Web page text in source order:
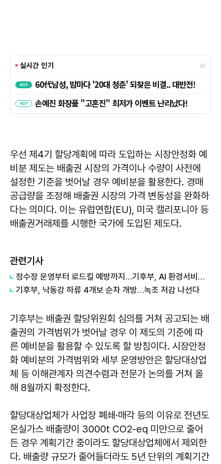
우선 제4기 할당계획에 따라 도입하는 시장안정화 예
비분 제도는 배출권 시장의 가격이나 수량이 사전에
설정한 기준을 벗어날 경우 예비분을 활용한다. 경매
공급량을 조정해 배출권 시장의 가격 변동성을 완화하
다는 의미다. 이는 유럽연합(EU), 미국 캘리포니아 등
배출권거래제를 시행한 국가에 도입된 제도다.
관련기사
정수장 운영부터 로드킬 예방까지…기후부, AI 환경서비스 확대
기후부, 낙동강 하류 4개보 순차 개방…녹조 저감 나선다
기후부는 배출권 할당위원회 심의를 거쳐 공고되는 배
출권의 가격범위가 벗어날 경우 이 제도의 기준에 따
른 예비분을 활용할 수 있도록 할 방침이다. 시장안정
화 예비분의 가격범위와 세부 운영방안은 할당대상업
체 등 이해관계자 의견수렴과 전문가 논의를 거쳐 올
해 8월까지 확정한다.
할당대상업체가 사업장 폐쇄·매각 등의 이유로 전년도
온실가스 배출량이 3000t CO2-eq 미만으로 줄어
든 경우 계획기간 중이라도 할당대상업체에서 제외한
다. 배출량 규모가 줄어들더라도 5년 단위의 계획기간